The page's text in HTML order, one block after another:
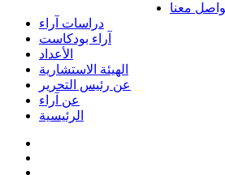
معنا
دراسات آراء
آراء بودكاست
الأعداد
الهيئة الاستشارية
عن رئيس التحرير
عن آراء
الرئيسية